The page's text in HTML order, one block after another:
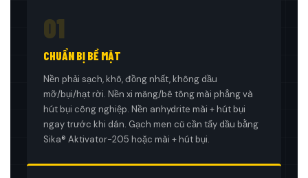
01
CHUẨN BỊ BỀ MẶT
Nền phải sạch, khô, đồng nhất, không dầu
mỡ/bụi/hạt rời. Nền xi măng/bê tông mài phẳng và
hút bụi công nghiệp. Nền anhydrite mài + hút bụi
ngay trước khi dán. Gạch men cũ cần tẩy dầu bằng
Sika® Aktivator-205 hoặc mài + hút bụi.